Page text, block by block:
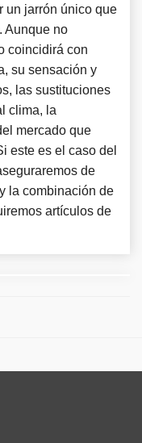
un jarrón único que
Aunque no
coincidirá con
su sensación y
las sustituciones
clima, la
mercado que
este es el caso del
de
la combinación de
artículos de